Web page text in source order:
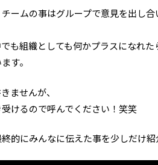
ームの事はグループで意見を出し合
も組織としても何かプラスになれた
ます。
ませんが、
けるので呼んでください！笑笑
的にみんなに伝えた事を少しだけ紹